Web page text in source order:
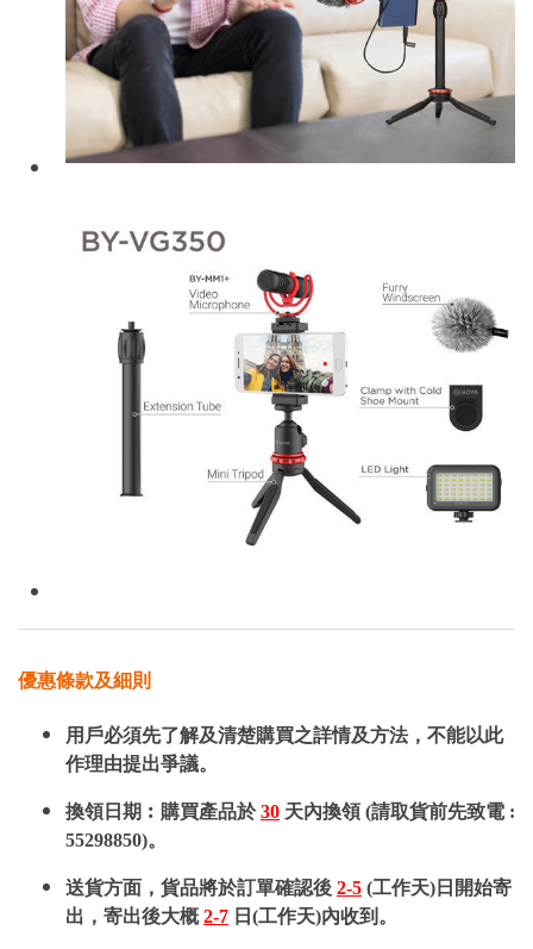
優惠條款及細則
用戶必須先了解及清楚購買之詳情及方法，不能以此
作理由提出爭議。
換領日期︰購買產品於30 天內換領 (請取貨前先致電 :
55298850)。
送貨方面，貨品將於訂單確認後 2-5 (工作天)日開始寄
出，寄出後大概2-7 日(工作天)內收到。